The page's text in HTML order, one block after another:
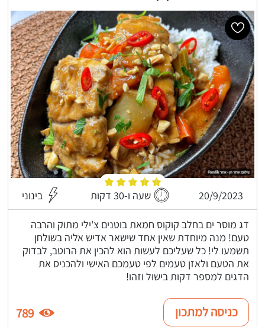
20/9/2023 שעה ו-30 דקות בינוני
דג מוסר ים בחלב קוקוס חמאת בוטנים צ'ילי מתוק והרבה
טעם! מנה מיוחדת שאין אחד שישאר אדיש אליה בשולחן
תשמעו לי! כל שעליכם לעשות הוא להכין את הרוטב, לבדוק
את הטעם ולאזן טעמים לפי טעמכם האישי ולהכניס את
הדגים למספר דקות בישול וזהו!
כניסה למתכון 789